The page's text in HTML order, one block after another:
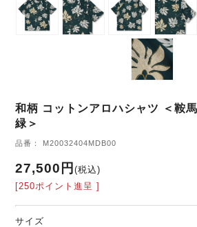
和柄 コットンアロハシャツ ＜鞍
緑＞
品番： M20032404MDB00
27,500円(税込)
[250ポイント進呈 ]
サイズ